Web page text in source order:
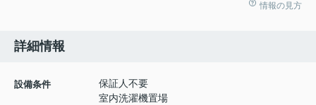
情報の見方
詳細情報
設備条件
保証人不要
室内洗濯機置場